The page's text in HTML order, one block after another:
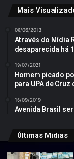
Mais
06/06/2013
Através do Mídia
desaparecida há
19/07/2021
Homem picado
para UPA de Cruz
16/09/2019
Avenida Brasil
Últimas Mídias